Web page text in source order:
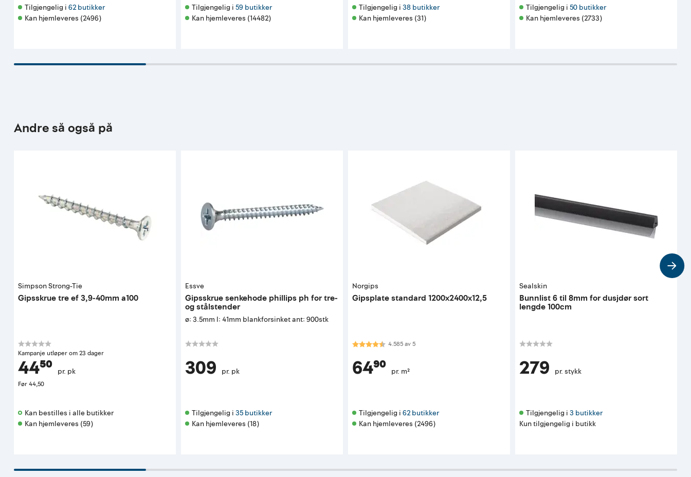
Tilgjengelig i 62 butikker
Kan hjemleveres (2496)
Tilgjengelig i 59 butikker
Kan hjemleveres (14482)
Tilgjengelig i 38 butikker
Kan hjemleveres (31)
Tilgjengelig i 50 butikker
Kan hjemleveres (2733)
Andre så også på
Simpson Strong-Tie
Gipsskrue tre ef 3,9-40mm a100
Kampanje utløper om 23 dager
44⁵⁰ pr. pk
Før44,50
Kan bestilles i alle butikker
Kan hjemleveres (59)
Essve
Gipsskrue senkehode phillips ph for tre-
og stålstender
ø: 3.5mm l: 41mm blankforsinket ant: 900stk
309 pr. pk
Tilgjengelig i 35 butikker
Kan hjemleveres (18)
Norgips
Gipsplate standard 1200x2400x12,5
Karakter:4.6 av 5 mulige
4.585av5
64⁹⁰ pr. m²
Tilgjengelig i 62 butikker
Kan hjemleveres (2496)
Sealskin
Bunnlist 6 til 8mm for dusjdør sort
lengde 100cm
279 pr. stykk
Tilgjengelig i 3 butikker
Kun tilgjengelig i butikk